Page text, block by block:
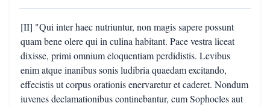
[II] "Qui inter haec nutriuntur, non magis sapere possunt
quam bene olere qui in culina habitant. Pace vestra liceat
dixisse, primi omnium eloquentiam perdidistis. Levibus
enim atque inanibus sonis ludibria quaedam excitando,
effecistis ut corpus orationis enervaretur et caderet. Nondum
iuvenes declamationibus continebantur, cum Sophocles aut